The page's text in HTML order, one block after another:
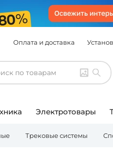
Оплата и доставка
Электротовары
Трековые системы